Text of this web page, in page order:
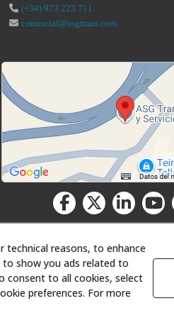
(+34) 973 223 711
comercial@asgtrans.com
y Servicios Globales al
reasons, to enhance
show you ads related to
consent to all cookies, select
preferences. For more